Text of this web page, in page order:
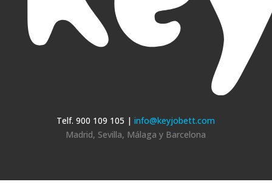
Telf. 900 109 105 |info@keyjobett.com
Madrid, Sevilla, Málaga y Barcelona